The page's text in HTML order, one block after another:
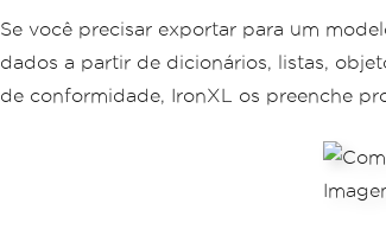
Se você precisar exportar para um
dados a partir de dicionários, listas,
de conformidade, IronXL os preenche